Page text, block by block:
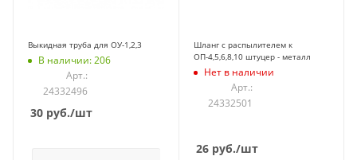
Выкидная труба для ОУ-1,2,3
В наличии: 206
Арт.:
24332496
30 руб./шт
Шланг с распылителем к
ОП-4,5,6,8,10 штуцер - металл
Нет в наличии
Арт.:
24332501
26руб./шт